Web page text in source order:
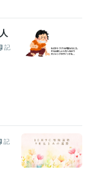
ChatGPT:1年
の仕組み・考え方
記
記